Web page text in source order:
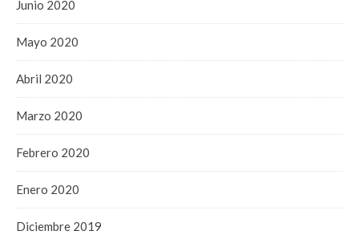
Junio 2020
Mayo 2020
Abril 2020
Marzo 2020
Febrero 2020
Enero 2020
Diciembre 2019